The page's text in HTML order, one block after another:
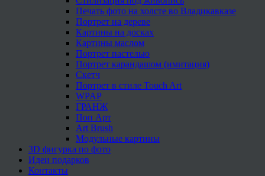
Печать фото на холсте во Владикавказе
Портрет на дереве
Картины на досках
Картины маслом
Портрет пастелью
Портрет карандашом (имитация)
Скетч
Портрет в стиле Touch Art
WPAP
ГРАНЖ
Поп Арт
Art Brush
Модульные картины
3D фигурка по фото
Идеи подарков
Контакты